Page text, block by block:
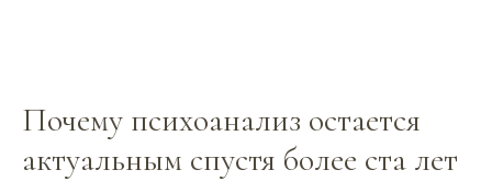
Почему психоанализ остается
актуальным спустя более ста лет